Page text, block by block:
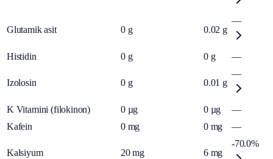
Glutamik asit 0 g 0.02 g
—
Histidin 0 g 0 g —
Izolosin 0 g 0.01 g
—
K Vitamini (filokinon) 0 µg 0 µg
—
Kafein
0 mg 0 mg —
Kalsiyum 20 mg 6 mg
-70.0%